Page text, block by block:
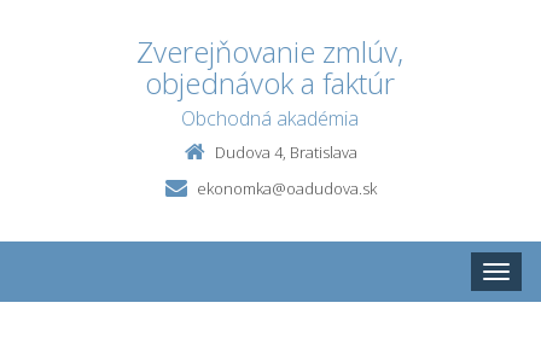
Zverejňovanie zmlúv,
objednávok a faktúr
Obchodná akadémia
Dudova 4, Bratislava
ekonomka@oadudova.sk
Toggle